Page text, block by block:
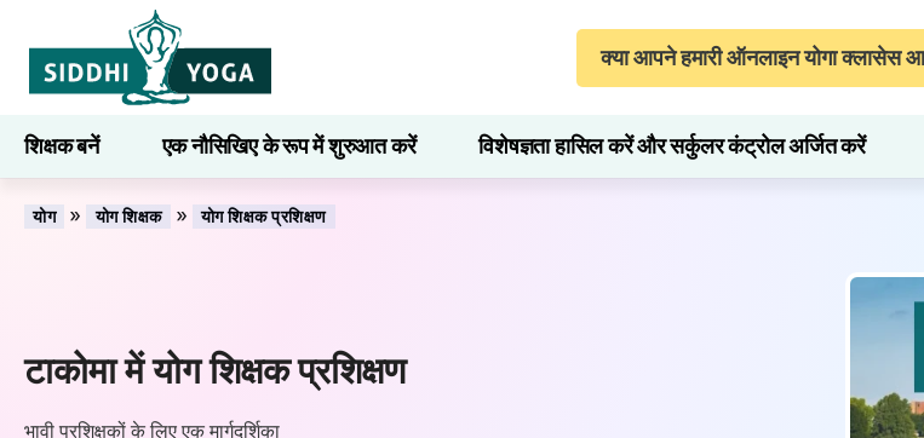
क्या आपने हमारी ऑनलाइन योगा क्लासेस
शिक्षक बनें एक नौसिखिए के रूप में शुरुआत करें विशेषज्ञता हासिल करें और सर्कुलर कंट्रोल अर्जित करें
सीखना
योग » योग शिक्षक » योग शिक्षक प्रशिक्षण
टाकोमा में योग शिक्षक प्रशिक्षण
भावी प्रशिक्षकों के लिए एक मार्गदर्शिका